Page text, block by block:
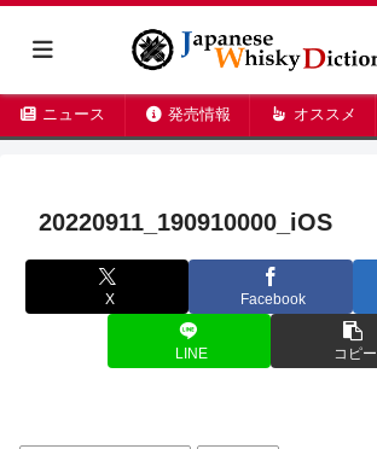
ニュース 発売情報 オススメ
20220911_190910000_iOS
X Facebook
LINE コピー